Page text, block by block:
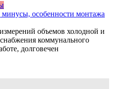
особенности монтажа
объемов холодной и
коммунального
долговечен